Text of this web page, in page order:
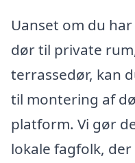
Uanset om du
dør til private
terrassedør, kan
til montering af
platform. Vi gør
lokale fagfolk,